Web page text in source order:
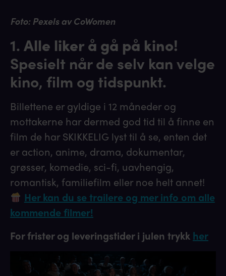
Foto: Pexels av CoWomen
1. Alle liker å gå på kino!
Spesielt når de selv kan velge
kino, film og tidspunkt.
Billettene er gyldige i 12 måneder og
mottakerne har dermed god tid til å finne en
film de har SKIKKELIG lyst til å se, enten det
er action, anime, drama, dokumentar,
grøsser, komedie, sci-fi, uavhengig,
romantisk, familiefilm eller noe helt annet!
Her kan du se trailere og mer info om alle
kommende filmer!
For frister og leveringstider i julen trykk her